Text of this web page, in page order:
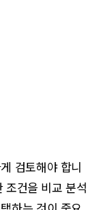
검토해야 합니
조건을 비교 분석